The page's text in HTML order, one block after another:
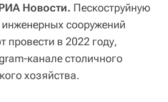
Новости. Пескоструйную
инженерных сооружений
в 2022 году,
канале столичного
хозяйства.